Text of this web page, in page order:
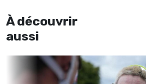
À découvrir
aussi